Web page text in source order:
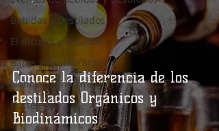
Bebidas y Destilados
El Alcohol y la Salud
Bares y Restaurantes
Noticias e Información
Coctelería
Conoce la diferencia de los
destilados Orgánicos y
Biodinámicos